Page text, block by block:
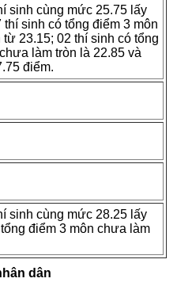
sinh cùng mức 25.75 lấy
thí sinh có tổng điểm 3 môn
23.15; 02 thí sinh có tổng
làm tròn là 22.85 và
điểm.
sinh cùng mức 28.25 lấy
điểm 3 môn chưa làm
dân